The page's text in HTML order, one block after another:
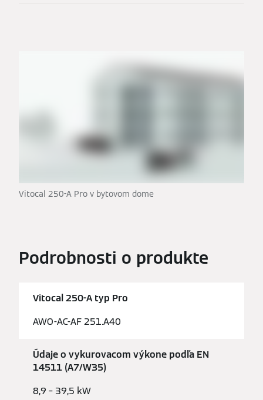
Vitocal 250-A Pro v bytovom dome
Podrobnosti o produkte
Vitocal 250-A typ Pro
AWO-AC-AF 251.A40
Údaje o vykurovacom výkone podľa EN
14511 (A7/W35)
8,9 – 39,5 kW